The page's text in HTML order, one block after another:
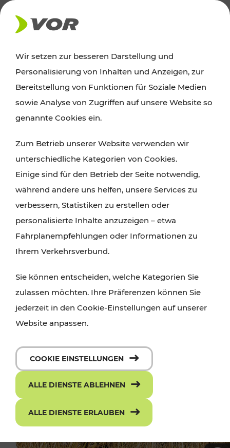
AKTUELLES
Ausflugstipps
Wien, Niederösterreich und das Burgenland
Wanderungen, Kultur und Gastronomie,
Radtouren oder purer Naturgenuss – viele
Attraktionen sind mit den Ticket- und Fahrplan-
Angeboten des VOR gut und schnell erreichbar.
Wir setzen zur besseren Darstellung und
Personalisierung von Inhalten und Anzeigen, zur
Bereitstellung von Funktionen für Soziale Medien
sowie Analyse von Zugriffen auf unsere Website so
genannte Cookies ein.
Zum Betrieb unserer Website verwenden wir
unterschiedliche Kategorien von Cookies.
Einige sind für den Betrieb der Seite notwendig,
während andere uns helfen, unsere Services zu
verbessern, Statistiken zu erstellen oder
personalisierte Inhalte anzuzeigen – etwa
Fahrplanempfehlungen oder Informationen zu
Ihrem Verkehrsverbund.
Sie können entscheiden, welche Kategorien Sie
zulassen möchten. Ihre Präferenzen können Sie
jederzeit in den Cookie-Einstellungen auf unserer
Website anpassen.
COOKIE EINSTELLUNGEN
ALLE DIENSTE ABLEHNEN
ALLE DIENSTE ERLAUBEN